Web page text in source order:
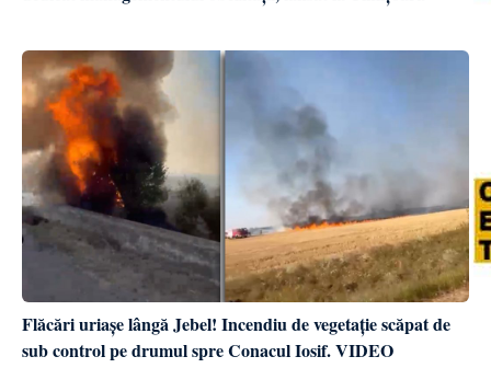
Flăcări uriașe lângă Jebel! Incendiu de vegetație scăpat de
sub control pe drumul spre Conacul Iosif. VIDEO